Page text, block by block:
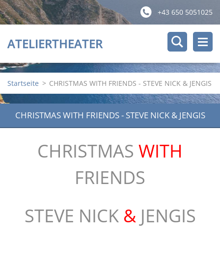
+43 650 5051025
ATELIERTHEATER
Startseite > CHRISTMAS WITH FRIENDS - STEVE NICK & JENGIS
CHRISTMAS WITH FRIENDS - STEVE NICK & JENGIS
CHRISTMAS WITH
FRIENDS
STEVE NICK &JENGIS